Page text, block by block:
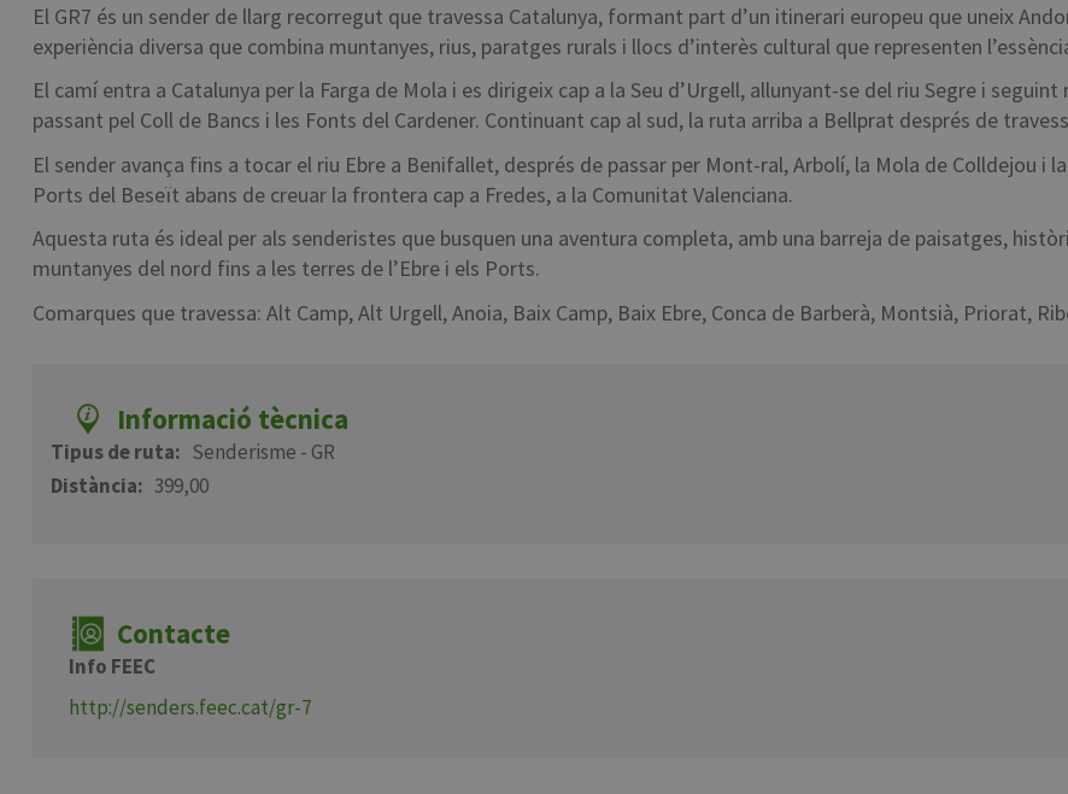
El GR7 és un sender de llarg recorregut que travessa Catalunya, formant part d’un itinerari europeu que uneix
experiència diversa que combina muntanyes, rius, paratges rurals i llocs d’interès cultural que representen
El camí entra a Catalunya per la Farga de Mola i es dirigeix cap a la Seu d’Urgell, allunyant-se del riu Segre i
passant pel Coll de Bancs i les Fonts del Cardener. Continuant cap al sud, la ruta arriba a Bellprat després de
El sender avança fins a tocar el riu Ebre a Benifallet, després de passar per Mont-ral, Arbolí, la Mola de Colldejou i
Ports del Beseït abans de creuar la frontera cap a Fredes, a la Comunitat Valenciana.
Aquesta ruta és ideal per als senderistes que busquen una aventura completa, amb una barreja de paisatges,
muntanyes del nord fins a les terres de l’Ebre i els Ports.
Comarques que travessa: Alt Camp, Alt Urgell, Anoia, Baix Camp, Baix Ebre, Conca de Barberà, Montsià, Priorat,
Informació tècnica
Tipus de ruta
Senderisme - GR
Distància
399,00
Contacte
Info FEEC
http://senders.feec.cat/gr-7